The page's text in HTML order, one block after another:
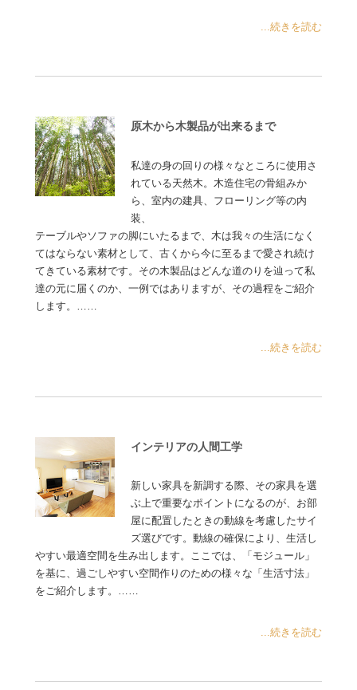
...続きを読む
原木から木製品が出来るまで
私達の身の回りの様々なところに使用さ
れている天然木。木造住宅の骨組みか
ら、室内の建具、フローリング等の内
装、
テーブルやソファの脚にいたるまで、木は我々の生活になく
てはならない素材として、古くから今に至るまで愛され続け
てきている素材です。その木製品はどんな道のりを辿って私
達の元に届くのか、一例ではありますが、その過程をご紹介
します。……
...続きを読む
インテリアの人間工学
新しい家具を新調する際、その家具を選
ぶ上で重要なポイントになるのが、お部
屋に配置したときの動線を考慮したサイ
ズ選びです。動線の確保により、生活し
やすい最適空間を生み出します。ここでは、「モジュール」
を基に、過ごしやすい空間作りのための様々な「生活寸法」
をご紹介します。……
...続きを読む